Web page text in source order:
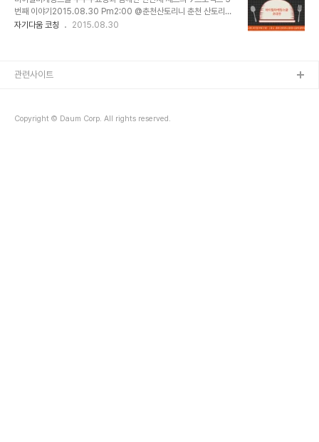
메뉴를 하나씩 써낼때마다, 내가 흥분가 감탄으로 읽어가는 것을... 일
요일 여유로운 오전의 화창한 가을 아침. 조금 이른 브런치를 즐기기
번째 이야기2015.08.30 Pm2:00 @춘천산토리니 춘천 산토리니
한만재 셰프의 나인프로젝트 3번째 파인다이닝 시작되었다.나인 프로
이다. 6주동안 함께 한 참여자들과 소감을 나누는 시간을 가졌다."지
생으로 최종 5명이 선발되었다. 셰프가 직접 나와..
자기다움 코칭 2015.08.30
Copyright © Daum Corp. All rights reserved.
관련사이트